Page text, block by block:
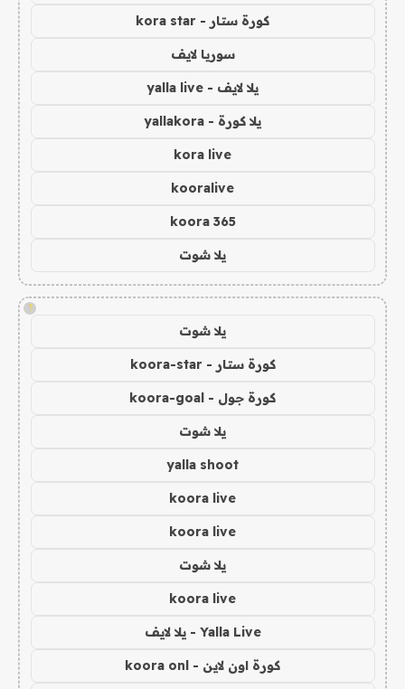
كورة ستار - kora star
سوريا لايف
يلا لايف - yalla live
يلا كورة - yallakora
kora live
kooralive
koora 365
يلا شوت
!
يلا شوت
كورة ستار - koora-star
كورة جول - koora-goal
يلا شوت
yalla shoot
koora live
koora live
يلا شوت
koora live
Yalla Live - يلا لايف
كورة اون لاين - koora onl